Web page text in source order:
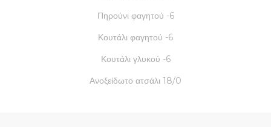
Πηρούνι φαγητού -6
Κουτάλι φαγητού -6
Κουτάλι γλυκού -6
Ανοξείδωτο ατσάλι 18/0